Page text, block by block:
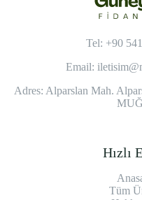
Tel: +90
Email:
Adres: Alparslan Mah.
Hızlı
Tüm